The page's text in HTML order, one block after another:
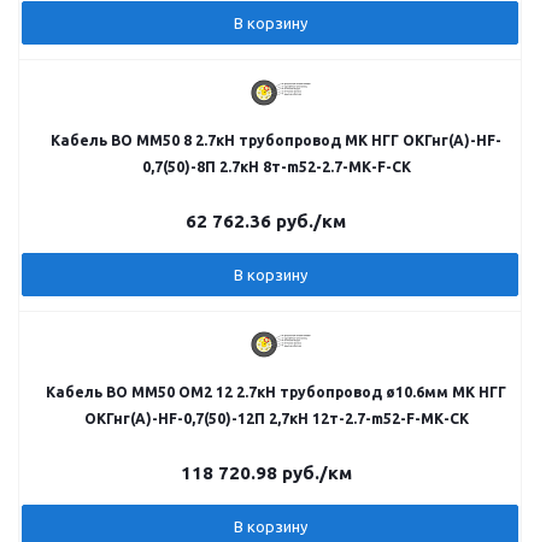
В корзину
Кабель ВО MM50 8 2.7кН трубопровод МК НГГ ОКГнг(A)-HF-
0,7(50)-8П 2.7кН 8т-m52-2.7-МК-F-СК
62 762.36 руб./км
В корзину
Кабель ВО MM50 OM2 12 2.7кН трубопровод ø10.6мм МК НГГ
ОКГнг(A)-HF-0,7(50)-12П 2,7кН 12т-2.7-m52-F-МК-СК
118 720.98руб./км
В корзину